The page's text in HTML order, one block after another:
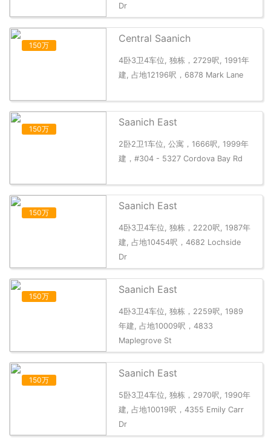
Dr
150万
Central Saanich
4卧3卫4车位, 独栋，2729呎, 1991年
建, 占地12196呎，6878 Mark Lane
150万
Saanich East
2卧2卫1车位, 公寓，1666呎, 1999年
建，#304 - 5327 Cordova Bay Rd
150万
Saanich East
4卧3卫4车位, 独栋，2220呎, 1987年
建, 占地10454呎，4682 Lochside
Dr
150万
Saanich East
4卧3卫4车位, 独栋，2259呎, 1989
年建, 占地10009呎，4833
Maplegrove St
150万
Saanich East
5卧3卫4车位, 独栋，2970呎, 1990年
建, 占地10019呎，4355 Emily Carr
Dr